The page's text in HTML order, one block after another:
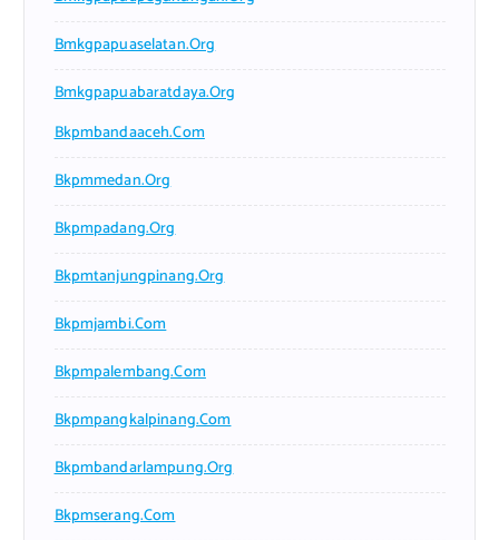
Bmkgpapuaselatan.org
Bmkgpapuabaratdaya.org
Bkpmbandaaceh.com
Bkpmmedan.org
Bkpmpadang.org
Bkpmtanjungpinang.org
Bkpmjambi.com
Bkpmpalembang.com
Bkpmpangkalpinang.com
Bkpmbandarlampung.org
Bkpmserang.com